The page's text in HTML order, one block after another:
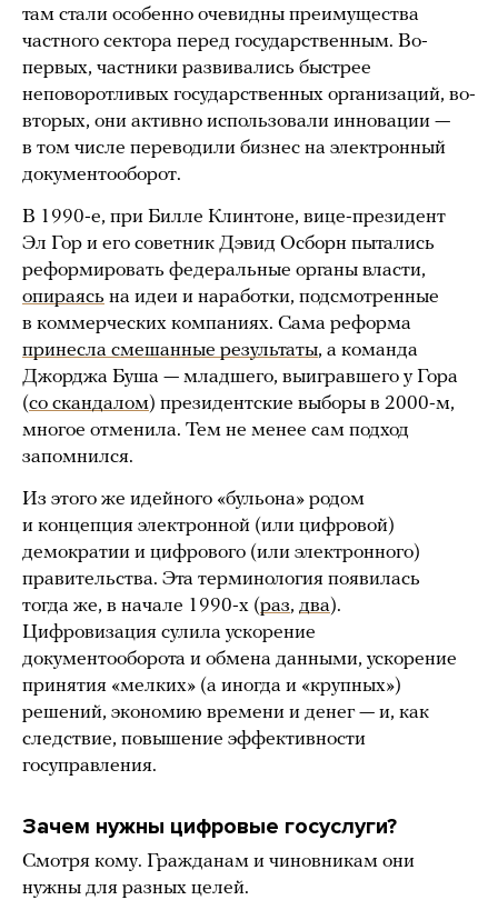
там стали особенно очевидны преимущества
частного сектора перед государственным. Во-
первых, частники развивались быстрее
неповоротливых государственных организаций, во-
вторых, они активно использовали инновации —
в том числе переводили бизнес на электронный
документооборот.
В 1990-е, при Билле Клинтоне, вице-президент
Эл Гор и его советник Дэвид Осборн пытались
реформировать федеральные органы власти,
опираясь на идеи и наработки, подсмотренные
в коммерческих компаниях. Сама реформа
принесла смешанные результаты, а команда
Джорджа Буша — младшего, выигравшего у Гора
(со скандалом) президентские выборы в 2000-м,
многое отменила. Тем не менее сам подход
запомнился.
Из этого же идейного «бульона» родом
и концепция электронной (или цифровой)
демократии и цифрового (или электронного)
правительства. Эта терминология появилась
тогда же, в начале 1990-х (раз, два).
Цифровизация сулила ускорение
документооборота и обмена данными, ускорение
принятия «мелких» (а иногда и «крупных»)
решений, экономию времени и денег — и, как
следствие, повышение эффективности
госуправления.
Зачем нужны цифровые госуслуги?
Смотря кому. Гражданам и чиновникам они
нужны для разных целей.